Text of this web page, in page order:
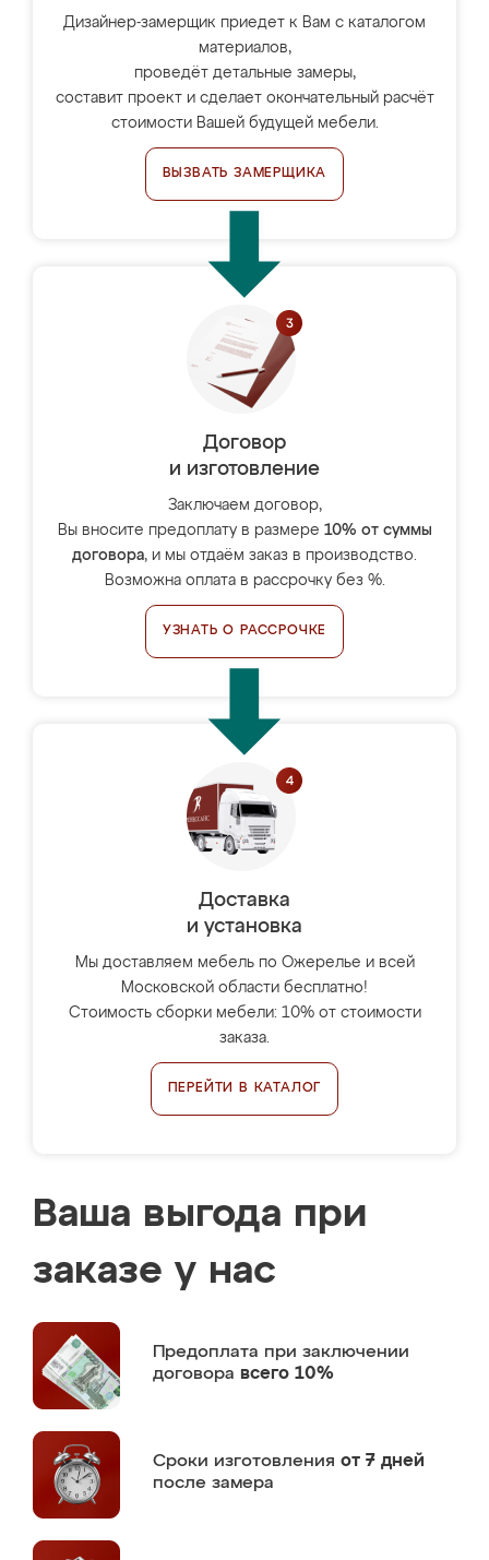
Дизайнер-замерщик приедет к Вам с каталогом
материалов,
проведёт детальные замеры,
составит проект и сделает окончательный расчёт
стоимости Вашей будущей мебели.
ВЫЗВАТЬ ЗАМЕРЩИКА
Договор
и изготовление
Заключаем договор,
Вы вносите предоплату в размере 10% от суммы
договора, и мы отдаём заказ в производство.
Возможна оплата в рассрочку без %.
УЗНАТЬ О РАССРОЧКЕ
Доставка
и установка
Мы доставляем мебель по Ожерелье и всей
Московской области бесплатно!
Стоимость сборки мебели: 10% от стоимости
заказа.
ПЕРЕЙТИ В КАТАЛОГ
Ваша выгода при
заказе у нас
Предоплата при заключении
договора всего 10%
Сроки изготовления от 7 дней
после замера